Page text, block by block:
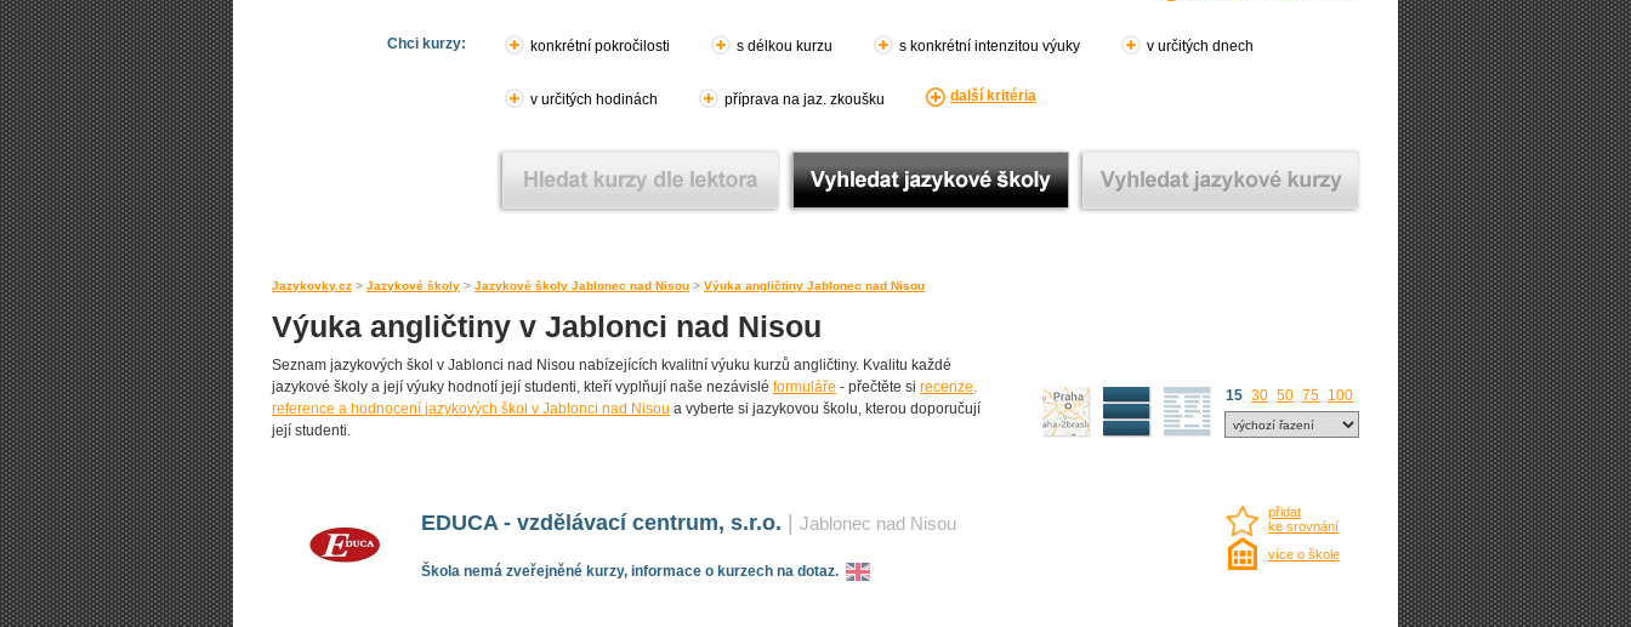
Chci kurzy: konkrétní pokročilosti s délkou kurzu s konkrétní intenzitou výuky v určitých dnech
v určitých hodinách příprava na jaz. zkoušku další kritéria
Jazykovky.cz > Jazykové školy > Jazykové školy Jablonec nad Nisou > Výuka angličtiny Jablonec nad Nisou
Výuka angličtiny v Jablonci nad Nisou
Seznam jazykových škol v Jablonci nad Nisou nabízejících kvalitní výuku kurzů angličtiny. Kvalitu každé
jazykové školy a její výuky hodnotí její studenti, kteří vyplňují naše nezávislé formuláře - přečtěte si recenze,
reference a hodnocení jazykových škol v Jablonci nad Nisou a vyberte si jazykovou školu, kterou doporučují
její studenti.
15 30 50 75 100
EDUCA - vzdělávací centrum, s.r.o. Jablonec nad Nisou
Škola nemá zveřejněné kurzy, informace o kurzech na dotaz.
přidat
ke srovnání
více o škole